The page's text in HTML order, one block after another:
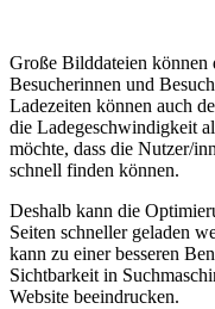
Große Bilddateien können
Besucherinnen und
Ladezeiten können auch
die Ladegeschwindigkeit
möchte, dass die Nutzer/
schnell finden können.
Deshalb kann die
Seiten schneller geladen
kann zu einer besseren
Sichtbarkeit in
Website beeindrucken.